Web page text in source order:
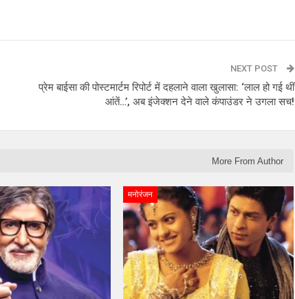
NEXT POST
प्रेम बाईसा की पोस्टमार्टम रिपोर्ट में दहलाने वाला खुलासा: ‘लाल हो गई थीं
आंतें…’, अब इंजेक्शन देने वाले कंपाउंडर ने उगला सच!
More From Author
मनोरंजन